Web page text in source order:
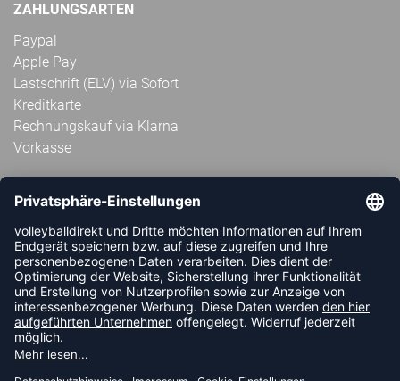
ZAHLUNGSARTEN
Paypal
Apple Pay
Lastschrift (ELV) via Sofort
Kreditkarte
Rechnungskauf via Klarna
Vorkasse
ABONNIERE JETZT DEN KOSTENLOSEN
VOLLEYBALLDIREKT-NEWSLETTER UND VERPASSE KEINE
NEUIGKEIT ODER AKTION MEHR.
JETZT ANMELDEN